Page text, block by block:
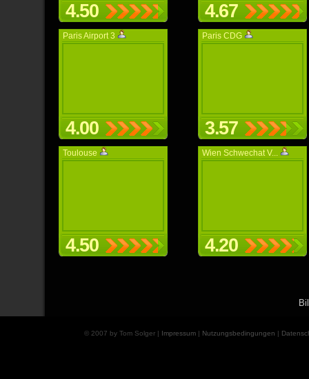
4.50 4.67
Paris Airport 3
4.00
Paris CDG
3.57
Toulouse
4.50
Wien Schwechat V...
4.20
© 2007 by Tom Solger | Impressum| Nutzungsbedingungen |